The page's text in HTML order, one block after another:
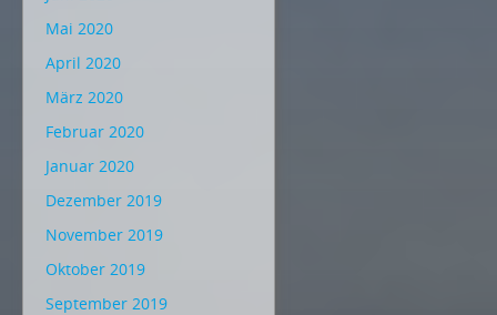
Mai 2020
April 2020
März 2020
Februar 2020
Januar 2020
Dezember 2019
November 2019
Oktober 2019
September 2019